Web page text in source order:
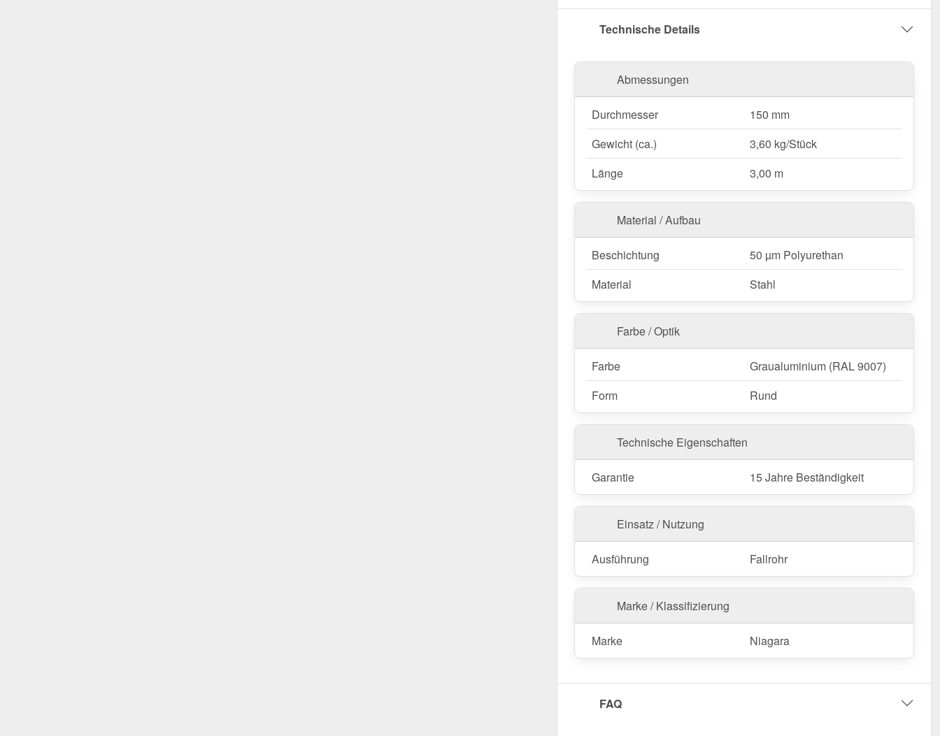
Jetzt Regenfallrohr bestellen – Für eine zuverlässige &
geordnete Dachentwässerung!
Technische Details
Abmessungen
Durchmesser
150 mm
Gewicht (ca.)
3,60 kg/Stück
Länge
3,00 m
Material / Aufbau
Beschichtung
50 µm Polyurethan
Material
Stahl
Farbe / Optik
Farbe
Graualuminium (RAL 9007)
Form
Rund
Technische Eigenschaften
Garantie 15 Jahre Beständigkeit
Einsatz / Nutzung
Ausführung Fallrohr
Marke / Klassifizierung
Marke Niagara
FAQ